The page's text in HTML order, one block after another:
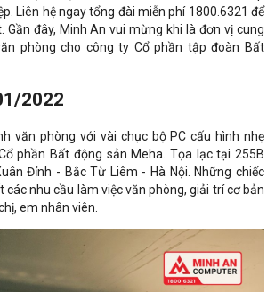
Liên hệ ngay tổng đài miễn phí 1800.6321 để
đây, Minh An vui mừng khi là đơn vị cung
phòng cho công ty Cổ phần tập đoàn Bất
2022
văn phòng với vài chục bộ PC cấu hình nhẹ
phần Bất động sản Meha. Tọa lạc tại 255B
Đỉnh - Bắc Từ Liêm - Hà Nội. Những chiếc
nhu cầu làm việc văn phòng, giải trí cơ bản
em nhân viên.